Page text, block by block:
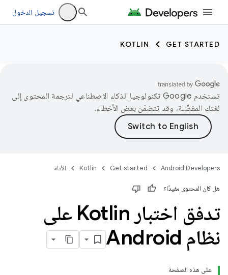
تسجيل الدخول
GET STARTED
KOTLIN
تستخدم Google تكنولوجيا الذكاء الاصطناعي لترجمة المحتوى إلى
لغتك المفضّلة، وقد تتضمّن بعض الأخطاء.
Android Developers
Get started
Kotlin الأدلة
هل كان المحتوى مفيدًا؟
تدفق اختبار Kotlin على
نظام Android
على هذه الصفحة